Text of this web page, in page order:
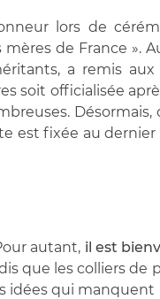
lors de
de France ».
a remis
soit officialisée
est fixée au
autant, il est
que les colliers de
idées qui